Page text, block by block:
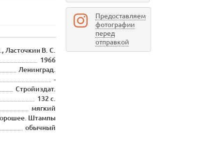
Ласточкин В. С.
1966
Ленинград.
-
Стройиздат.
132 с.
мягкий
Штампы
обычный
Предоставляем
фотографии
перед
отправкой